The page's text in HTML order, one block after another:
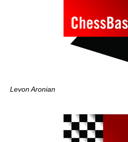
Levon Aronian